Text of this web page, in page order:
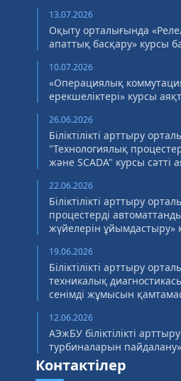
13.07.2026
Оқыту орталығында
апаттық басқару» курсы
10.07.2026
«Операциялық
ерекшеліктері» курсы
26.06.2026
Біліктілікті арттыру
"Технологиялық
және SCADA" курсы сәтті
22.06.2026
Біліктілікті арттыру
процестерді
жүйелерін ұйымдастыру»
19.06.2026
Біліктілікті арттыру
техникалық
сенімді жұмысын
12.06.2026
АЭжБУ біліктілікті
турбиналарын
Контактілер